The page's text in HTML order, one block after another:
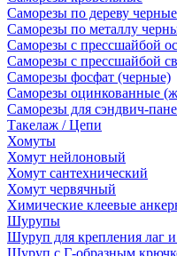
Саморезы по дереву черные
Саморезы по металлу
Саморезы с прессшайбой
Саморезы с прессшайбой
Саморезы фосфат (черные)
Саморезы оцинкованные
Саморезы для сэндвич-
Такелаж / Цепи
Хомуты
Хомут нейлоновый
Хомут сантехнический
Хомут червячный
Химические клеевые
Шурупы
Шуруп для крепления лаг и
Шуруп с Г-образным